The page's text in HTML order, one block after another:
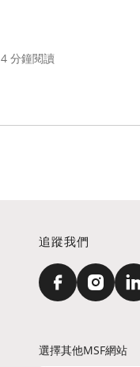
4 分鐘閱讀
追蹤我們
選擇其他MSF網站